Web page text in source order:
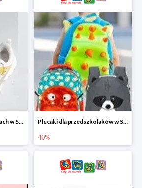
Znane marki w supercenach w Smyku - buty do -40% Plecaki dla przedszkolaków w Smyku do -40%
40%